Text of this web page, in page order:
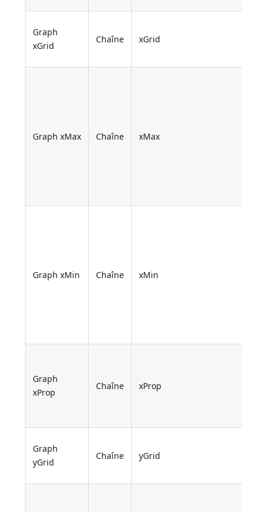
Graph
xGrid
Chaîne xGrid
Graph xMax Chaîne xMax
Graph xMin Chaîne xMin
Graph
xProp
Chaîne xProp
Graph
yGrid
Chaîne yGrid